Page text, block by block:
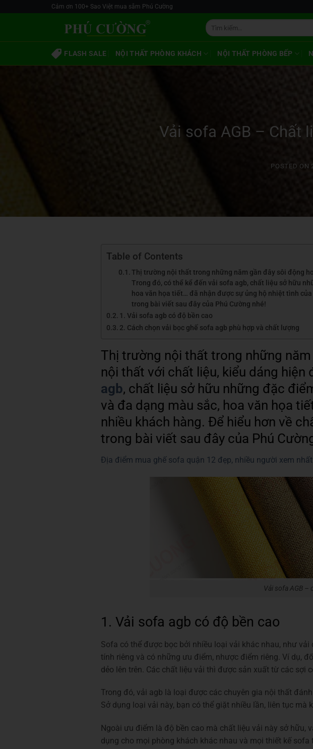
Cảm ơn 100+ Sao Việt mua sắm Phú Cường
Tìm
kiếm:
FLASH SALE NỘI THẤT PHÒNG KHÁCH NỘI THẤT PHÒNG BẾP
Vải sofa AGB – Chất
POSTED ON
Table of Contents
Thị trường nội thất trong những năm gần đây sôi động
Trong đó, có thể kể đến vải sofa agb, chất liệu sở hữu
hoa văn họa tiết… đã nhận được sự ủng hộ nhiệt tình
trong bài viết sau đây của Phú Cường nhé!
1. Vải sofa agb có độ bền cao
2. Cách chọn vải bọc ghế sofa agb phù hợp và chất lượng
Thị trường nội thất trong những
nội thất với chất liệu, kiểu dáng
agb, chất liệu sở hữu những đặc
và đa dạng màu sắc, hoa văn họa
nhiều khách hàng. Để hiểu hơn về
trong bài viết sau đây của Phú
Địa điểm mua ghế sofa quận 12 đẹp, nhiều người xem
Vải sofa AGB –
1. Vải sofa agb có độ bền cao
Sofa có thể được bọc bởi nhiều loại vải khác nhau, như
tính riêng và có những ưu điểm, nhược điểm riêng. Ví dụ,
dẻo lên trên. Các chất liệu vải thì được sản xuất từ các sợi
Trong đó, vải agb là loại được các chuyên gia nội thất
Sở dụng loại vải này, bạn có thể giặt nhiều lần, liên tục
Ngoài ưu điểm là độ bền cao mà chất liệu vải này sở
dụng cho mọi phòng khách khác nhau và mọi thiết kế